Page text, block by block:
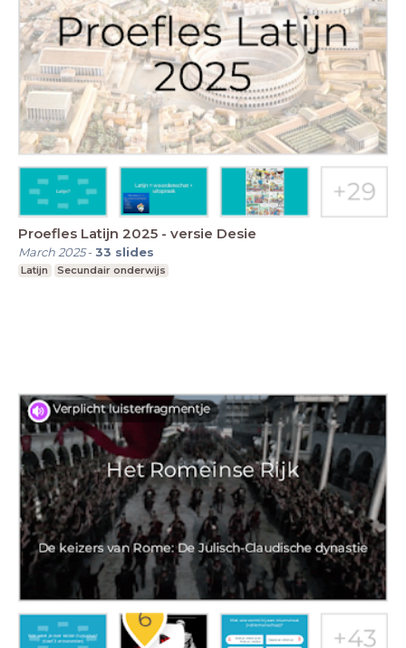
Proefles Latijn 2025 - versie Desie
March 2025-33 slides
Latijn Secundair onderwijs